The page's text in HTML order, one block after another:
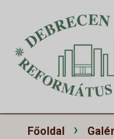
Főoldal ›